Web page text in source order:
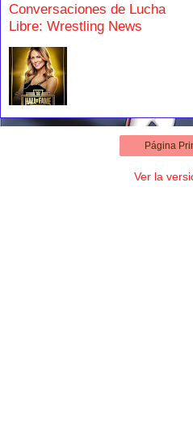
Conversaciones de Lucha
Libre: Wrestling News
Página
Ver la